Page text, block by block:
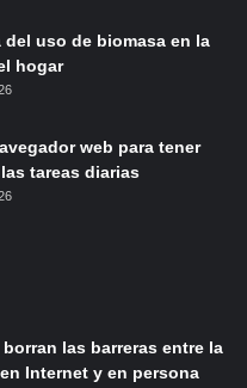
del uso de biomasa en la
hogar
web para tener
tareas diarias
las barreras entre la
Internet y en persona